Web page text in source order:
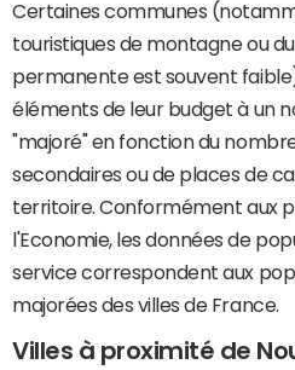
Certaines communes
touristiques de montagne ou
permanente est souvent
éléments de leur budget à un
"majoré" en fonction du
secondaires ou de places de
territoire. Conformément aux
l'Economie, les données de
service correspondent aux
majorées des villes de France.
Villes à proximité de